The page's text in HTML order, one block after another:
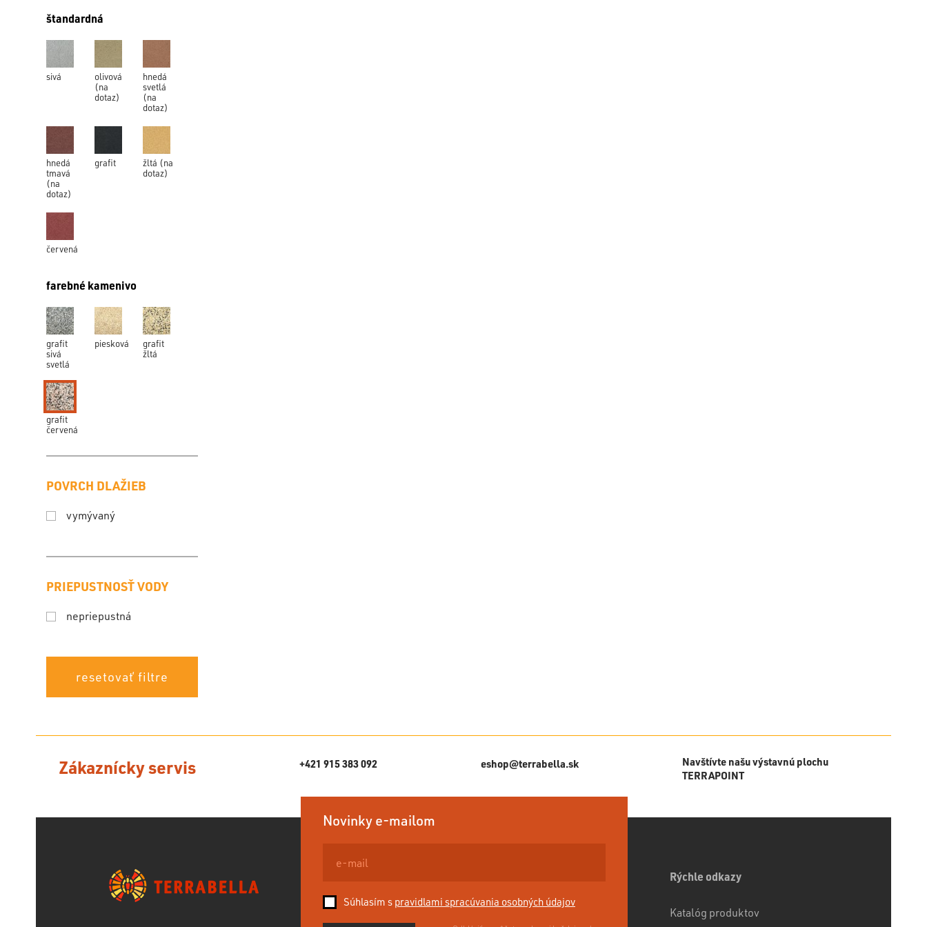
štandardná
sivá
olivová
(na
dotaz)
hnedá
svetlá
(na
dotaz)
hnedá
tmavá
(na
dotaz)
grafit
žltá (na
dotaz)
červená
farebné kamenivo
grafit
sivá
svetlá
piesková
grafit
žltá
grafit
červená
POVRCH DLAŽIEB
vymývaný
PRIEPUSTNOSŤ VODY
nepriepustná
resetovať filtre
Zákaznícky servis +421 915 383 092 eshop@terrabella.sk
Navštívte našu výstavnú plochu
TERRAPOINT
Novinky e-mailom
Súhlasím s pravidlami spracúvania osobných údajov
Rýchle odkazy
Katalóg produktov